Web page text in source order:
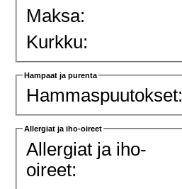
Maksa:
Kurkku:
Hampaat ja purenta
Hammaspuutokset:
Allergiat ja iho-oireet
Allergiat ja iho-
oireet: